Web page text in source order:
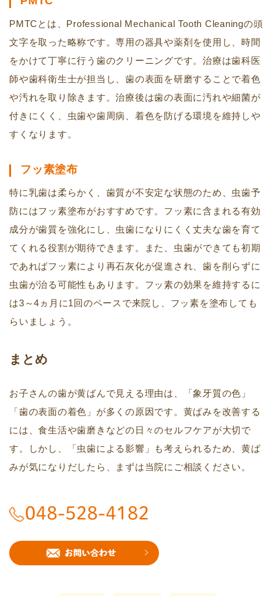
PMTCとは、Professional Mechanical Tooth Cleaningの頭
文字を取った略称です。専用の器具や薬剤を使用し、時間
をかけて丁寧に行う歯のクリーニングです。治療は歯科医
師や歯科衛生士が担当し、歯の表面を研磨することで着色
や汚れを取り除きます。治療後は歯の表面に汚れや細菌が
付きにくく、虫歯や歯周病、着色を防げる環境を維持しや
すくなります。
フッ素塗布
特に乳歯は柔らかく、歯質が不安定な状態のため、虫歯予
防にはフッ素塗布がおすすめです。フッ素に含まれる有効
成分が歯質を強化にし、虫歯になりにくく丈夫な歯を育て
てくれる役割が期待できます。また、虫歯ができても初期
であればフッ素により再石灰化が促進され、歯を削らずに
虫歯が治る可能性もあります。フッ素の効果を維持するに
は3～4ヵ月に1回のペースで来院し、フッ素を塗布しても
らいましょう。
まとめ
お子さんの歯が黄ばんで見える理由は、「象牙質の色」
「歯の表面の着色」が多くの原因です。黄ばみを改善する
には、食生活や歯磨きなどの日々のセルフケアが大切で
す。しかし、「虫歯による影響」も考えられるため、黄ば
みが気になりだしたら、まずは当院にご相談ください。